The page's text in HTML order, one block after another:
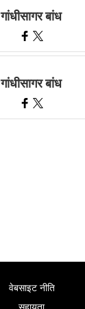
गांधीसागर बांध
गांधीसागर बांध
वेबसाइट नीति